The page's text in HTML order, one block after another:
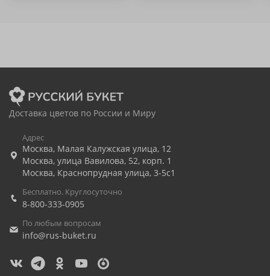
Доставка цветов по России и Миру
Адрес
Москва, Малая Калужская улица, 12
Москва, улица Вавилова, 52, корп. 1
Москва, Краснопрудная улица, 3-5с1
Бесплатно. Круглосуточно
8-800-333-0905
По любым вопросам
info@rus-buket.ru